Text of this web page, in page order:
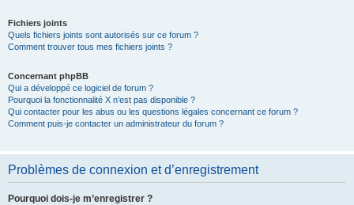
Fichiers joints
Quels fichiers joints sont autorisés sur ce forum ?
Comment trouver tous mes fichiers joints ?
Concernant phpBB
Qui a développé ce logiciel de forum ?
Pourquoi la fonctionnalité X n’est pas disponible ?
Qui contacter pour les abus ou les questions légales concernant ce forum ?
Comment puis-je contacter un administrateur du forum ?
Problèmes de connexion et d’enregistrement
Pourquoi dois-je m’enregistrer ?